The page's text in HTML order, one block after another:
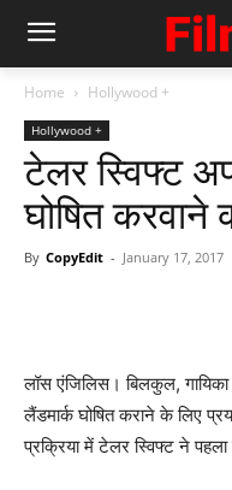
Home Hollywood +
Hollywood +
टेलर स्‍विफ्ट
घोषित करवाने
By CopyEdit - January 17, 2017
लॉस एंजिलिस। बिलकुल,
लैंडमार्क घोषित कराने के लिए
प्रक्रिया में टेलर स्विफ्ट ने